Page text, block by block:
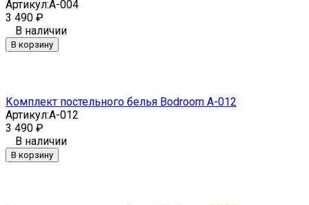
Артикул:A-004
3 490 ₽
В наличии
В корзину
Комплект постельного белья Bodroom A-012
Артикул:A-012
3 490 ₽
В наличии
В корзину